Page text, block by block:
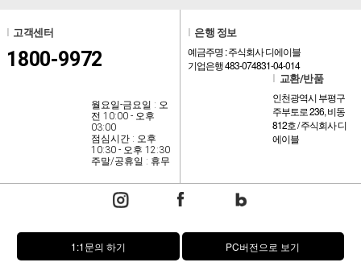
고객센터
1800-9972
월요일-금요일 : 오
전 10:00 - 오후
03:00
점심시간 : 오후
10:30 - 오후 12:30
주말/공휴일 : 휴무
은행 정보
예금주명 : 주식회사 디에이블
기업은행 483-074831-04-014
교환/반품
인천광역시 부평구
주부토로 236, 비동
812호 / 주식회사 디
에이블
1:1문의 하기 PC버전으로 보기